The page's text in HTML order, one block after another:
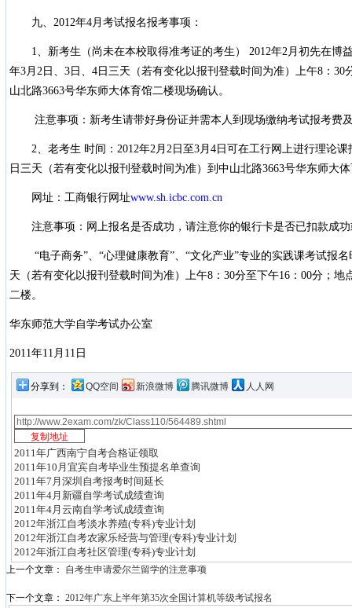
九、2012年4月考试报名报考事项：
1、新考生（尚未在本校取得准考证的考生） 2012年2月初先在博
年3月2日、3日、4日三天（若有变化以报刊登载时间为准）上午8：30
山北路3663号华东师大体育馆二楼现场确认。
注意事项：新考生请带好身份证并需本人到现场缴纳考试报考费
2、老考生 时间：2012年2月2日至3月4日可在工行网上进行理论课
日三天（若有变化以报刊登载时间为准）到中山北路3663号华东师大
网址：工商银行网址www.sh.icbc.com.cn
注意事项：网上报名是否成功，请注意你的银行卡是否已扣款成功
“电子商务”、“心理健康教育”、“文化产业”专业的实践课考试报名
天（若有变化以报刊登载时间为准）上午8：30分至下午16：00分；地
二楼。
华东师范大学自学考试办公室
2011年11月11日
分享到： QQ空间 新浪微博 腾讯微博 人人网
2011年广西南宁自考合格证领取
2011年10月宜宾自考毕业生预提名单查询
2011年7月深圳自考报考时间延长
2011年4月新疆自学考试成绩查询
2011年4月云南自学考试成绩查询
2012年浙江自考淡水养殖(专科)专业计划
2012年浙江自考农家乐经营与管理(专科)专业计划
2012年浙江自考社区管理(专科)专业计划
上一个文章： 自考生申请爱尔兰留学的注意事项
下一个文章： 2012年广东上半年第35次全国计算机等级考试报名